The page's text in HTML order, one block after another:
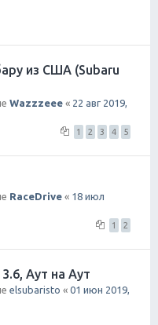
из США (Subaru
Wazzzeee « 22 авг 2019,
1 2 3 4 5
RaceDrive « 18 июл
1 2
Аут на Аут
elsubaristo « 01 июн 2019,